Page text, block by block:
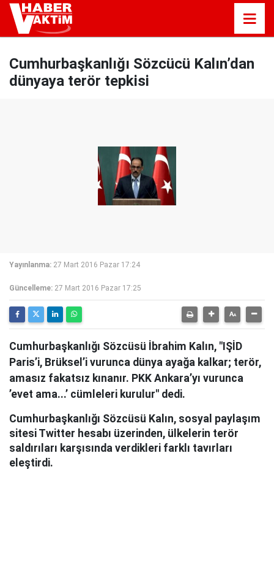
Cumhurbaşkanlığı Sözcücü Kalın’dan
dünyaya terör tepkisi
Yayınlanma: 27 Mart 2016 Pazar 17:24
Güncelleme: 27 Mart 2016 Pazar 17:25
Cumhurbaşkanlığı Sözcüsü İbrahim Kalın, "IŞİD
Paris’i, Brüksel’i vurunca dünya ayağa kalkar; terör,
amasız fakatsız kınanır. PKK Ankara’yı vurunca
’evet ama...’ cümleleri kurulur" dedi.
Cumhurbaşkanlığı Sözcüsü Kalın, sosyal paylaşım
sitesi Twitter hesabı üzerinden, ülkelerin terör
saldırıları karşısında verdikleri farklı tavırları
eleştirdi.